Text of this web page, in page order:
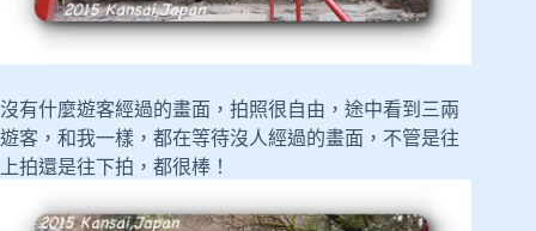
沒有什麼遊客經過的畫面，拍照很自由，途中看到三兩
遊客，和我一樣，都在等待沒人經過的畫面，不管是往
上拍還是往下拍，都很棒！